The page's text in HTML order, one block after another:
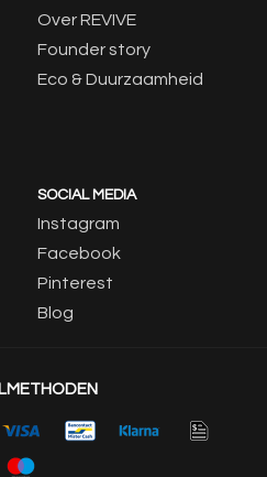
Over REVIVE
Founder story
Eco & Duurzaamheid
SOCIAL MEDIA
Instagram
Facebook
Pinterest
Blog